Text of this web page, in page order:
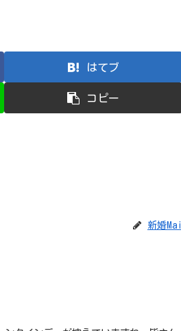
はてブ
コピー
新婚Mai